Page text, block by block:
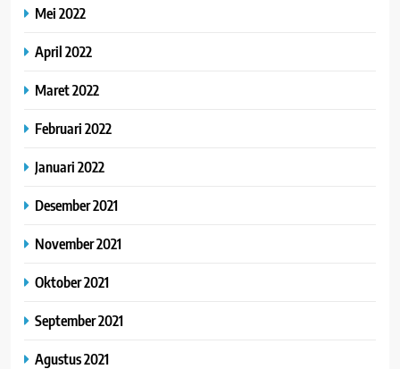
Mei 2022
April 2022
Maret 2022
Februari 2022
Januari 2022
Desember 2021
November 2021
Oktober 2021
September 2021
Agustus 2021